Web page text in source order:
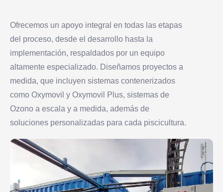
Ofrecemos un apoyo integral en todas las etapas
del proceso, desde el desarrollo hasta la
implementación, respaldados por un equipo
altamente especializado. Diseñamos proyectos a
medida, que incluyen sistemas contenerizados
como Oxymovil y Oxymovil Plus, sistemas de
Ozono a escala y a medida, además de
soluciones personalizadas para cada piscicultura.